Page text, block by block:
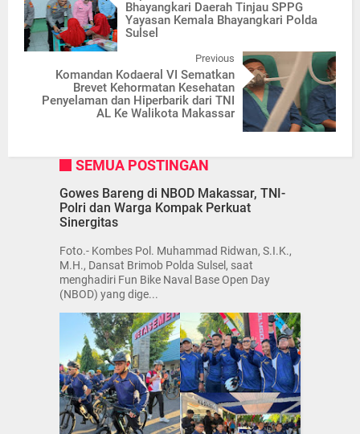
Bhayangkari Daerah Tinjau SPPG
Yayasan Kemala Bhayangkari Polda
Sulsel
Previous
Komandan Kodaeral VI Sematkan
Brevet Kehormatan Kesehatan
Penyelaman dan Hiperbarik dari TNI
AL Ke Walikota Makassar
SEMUA POSTINGAN
Gowes Bareng di NBOD Makassar, TNI-
Polri dan Warga Kompak Perkuat
Sinergitas
Foto.- Kombes Pol. Muhammad Ridwan, S.I.K.,
M.H., Dansat Brimob Polda Sulsel, saat
menghadiri Fun Bike Naval Base Open Day
(NBOD) yang dige...